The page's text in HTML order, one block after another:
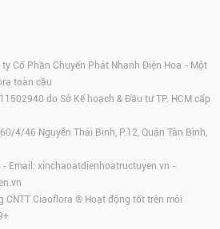
Cổ Phần Chuyển Phát Nhanh Điện Hoa - Một
toàn cầu
do Sở Kế hoạch & Đầu tư TP. HCM cấp
4/46 Nguyễn Thái Bình, P.12, Quận Tân Bình,
Email: xinchaoatdienhoatructuyen.vn -
CNTT Ciaoflora ® Hoạt động tốt trên môi